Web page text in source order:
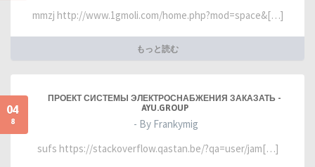
mmzj http://www.1gmoli.com/home.php?mod=space&[…]
もっと読む
04
8
ПРОЕКТ СИСТЕМЫ ЭЛЕКТРОСНАБЖЕНИЯ ЗАКАЗАТЬ -
AYU.GROUP
- By Frankymig
sufs https://stackoverflow.qastan.be/?qa=user/jam[…]